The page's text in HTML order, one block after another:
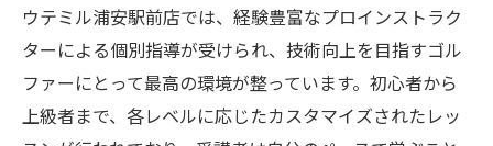
ウテミル浦安駅前店では、経験豊富なプロインストラク
ターによる個別指導が受けられ、技術向上を目指すゴル
ファーにとって最高の環境が整っています。初心者から
上級者まで、各レベルに応じたカスタマイズされたレッ